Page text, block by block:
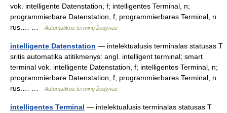
vok. intelligente Datenstation, f; intelligentes Terminal, n;
programmierbare Datenstation, f; programmierbares Terminal, n
rus.… …
Automatikos terminų žodynas
intelligente Datenstation — intelektualusis terminalas statusas T
sritis automatika atitikmenys: angl. intelligent terminal; smart
terminal vok. intelligente Datenstation, f; intelligentes Terminal, n;
programmierbare Datenstation, f; programmierbares Terminal, n
rus.… …
Automatikos terminų žodynas
intelligentes Terminal — intelektualusis terminalas statusas T